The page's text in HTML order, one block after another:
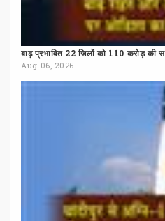
बाढ़ प्रभावित 22 जिलों को 110 करोड़ की
Aug 06, 2026